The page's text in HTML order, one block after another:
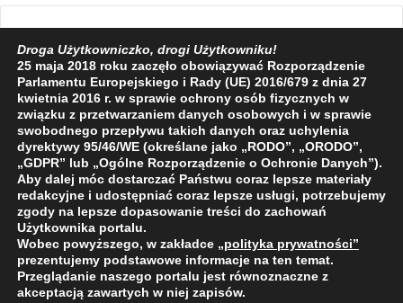
Facebook
X YouTube
2009 - 2026 © Wszelkie prawa zastrzeżone
O NAS
REDAKCJA POLITYKA PRYWATNOŚCI
Droga Użytkowniczko, drogi Użytkowniku!
25 maja 2018 roku zaczęło obowiązywać Rozporządzenie
Parlamentu Europejskiego i Rady (UE) 2016/679 z dnia 27
kwietnia 2016 r. w sprawie ochrony osób fizycznych w
związku z przetwarzaniem danych osobowych i w sprawie
swobodnego przepływu takich danych oraz uchylenia
dyrektywy 95/46/WE (określane jako „RODO”, „ORODO”,
„GDPR” lub „Ogólne Rozporządzenie o Ochronie Danych”).
Aby dalej móc dostarczać Państwu coraz lepsze materiały
redakcyjne i udostępniać coraz lepsze usługi, potrzebujemy
zgody na lepsze dopasowanie treści do zachowań
Użytkownika portalu.
Wobec powyższego, w zakładce „polityka prywatności”
prezentujemy podstawowe informacje na ten temat.
Przeglądanie naszego portalu jest równoznaczne z
akceptacją zawartych w niej zapisów.